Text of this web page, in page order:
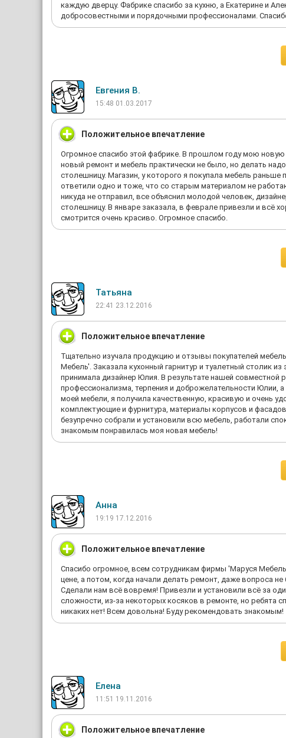
каждую дверцу. Фабрике спасибо за кухню, а Екатерине и
добросовестными и порядочными профессионалами.
Евгения В.
15:48 01.03.2017
Положительное впечатление
Огромное спасибо этой фабрике. В прошлом году мою новую
новый ремонт и мебель практически не было, но делать
столешницу. Магазин, у которого я покупала мебель раньше
ответили одно и тоже, что со старым материалом не
никуда не отправил, все объяснил молодой человек,
столешницу. В январе заказала, в феврале привезли и
смотрится очень красиво. Огромное спасибо.
Татьяна
22:41 23.12.2016
Положительное впечатление
Тщательно изучала продукцию и отзывы покупателей
Мебель'. Заказала кухонный гарнитур и туалетный столик
принимала дизайнер Юлия. В результате нашей совместной
профессионализма, терпения и доброжелательности Юлии,
моей мебели, я получила качественную, красивую и очень
комплектующие и фурнитура, материалы корпусов и
безупречно собрали и установили всю мебель, работали
знакомым понравилась моя новая мебель!
Анна
19:19 17.12.2016
Положительное впечатление
Спасибо огромное, всем сотрудникам фирмы 'Маруся
цене, а потом, когда начали делать ремонт, даже вопроса
Сделали нам всё вовремя! Привезли и установили всё за
сложности, из-за некоторых косяков в ремонте, но ребята
никаких нет! Всем довольна! Буду рекомендовать знакомым!
Елена
11:51 19.11.2016
Положительное впечатление